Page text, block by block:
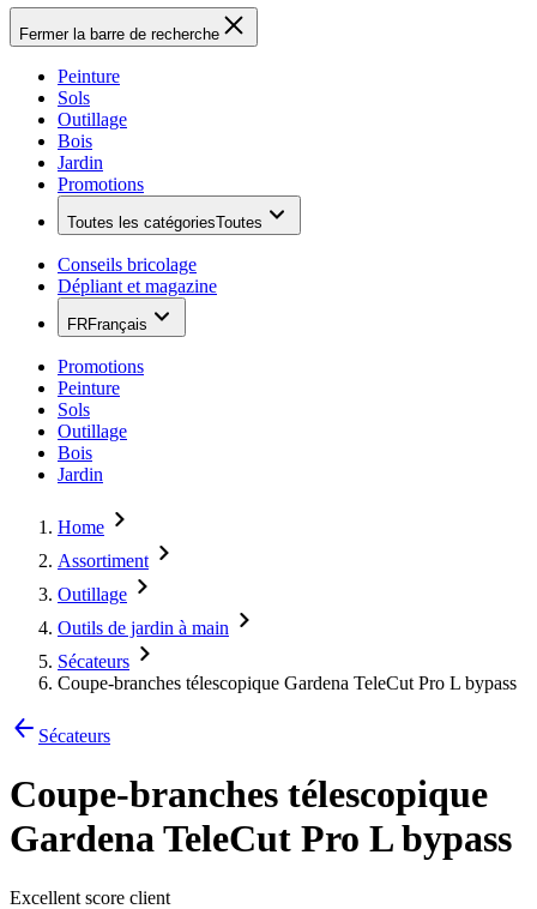
Fermer la barre de recherche
Peinture
Sols
Outillage
Bois
Jardin
Promotions
Toutes les catégoriesToutes
Conseils bricolage
Dépliant et magazine
FRFrançais
Promotions
Peinture
Sols
Outillage
Bois
Jardin
Home
Assortiment
Outillage
Outils de jardin à main
Sécateurs
Coupe-branches télescopique Gardena TeleCut Pro L bypass
Sécateurs
Coupe-branches télescopique
Gardena TeleCut Pro L bypass
Excellent score client